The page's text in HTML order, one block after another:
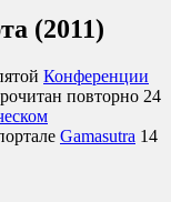
(2011)
Конференции
повторно 24
Gamasutra 14